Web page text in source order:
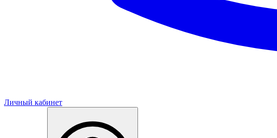
Личный кабинет